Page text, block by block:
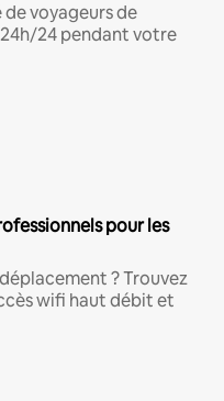
voyageurs de
24 pendant votre
pour les
? Trouvez
wifi haut débit et